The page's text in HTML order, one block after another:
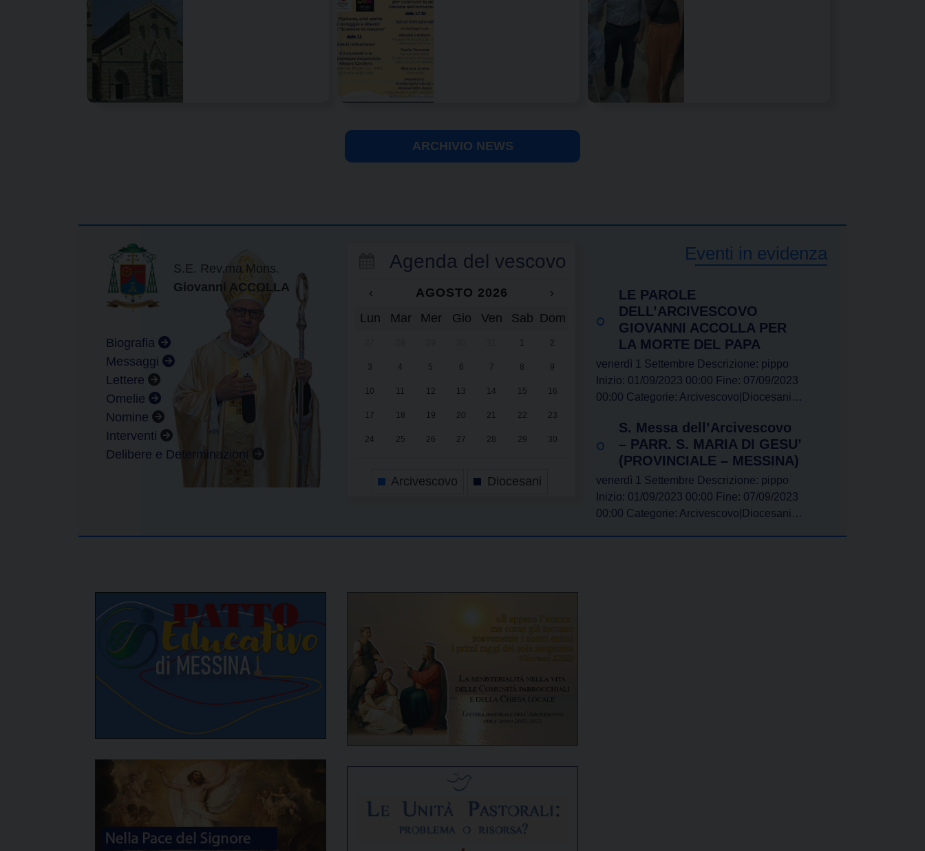
ARCHIVIO NEWS
S.E. Rev.ma Mons.
Giovanni ACCOLLA
Biografia
Messaggi
Lettere
Omelie
Nomine
Interventi
Delibere e Determinazioni
Agenda del vescovo
‹ AGOSTO 2026
›
Lun
Mar Mer Gio Ven Sab Dom
1 2
3 4 5 6 7 8 9
10 11 12 13 14 15 16
17 18 19 20 21 22 23
24 25 26 27 28 29 30
Arcivescovo Diocesani
Eventi in evidenza
LE PAROLE
DELL’ARCIVESCOVO
GIOVANNI ACCOLLA PER
LA MORTE DEL PAPA
venerdì 1 Settembre Descrizione: pippo
Inizio: 01/09/2023 00:00 Fine: 07/09/2023
00:00 Categorie: Arcivescovo|Diocesani…
S. Messa dell’Arcivescovo
– PARR. S. MARIA DI GESU’
(PROVINCIALE – MESSINA)
venerdì 1 Settembre Descrizione: pippo
Inizio: 01/09/2023 00:00 Fine: 07/09/2023
00:00 Categorie: Arcivescovo|Diocesani…